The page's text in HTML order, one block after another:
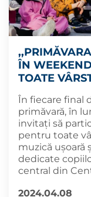
ÎN
TOATE
În fiecare final
primăvară, în
invitați să
pentru toate
muzică ușoară
dedicate
central din
2024.04.08